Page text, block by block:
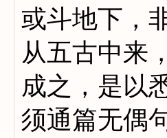
或斗地下，
从五古中来
成之，是以
须通篇无偶